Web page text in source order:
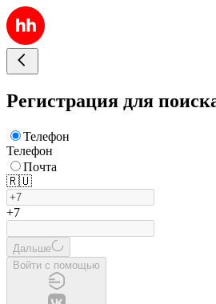
Регистрация для
Телефон
Телефон
Почта
🇷🇺
+7
Дальше
Войти с помощью